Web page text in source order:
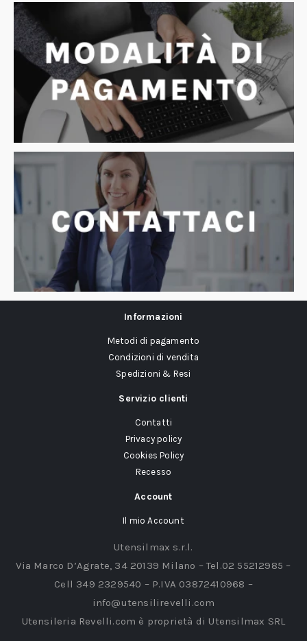
Informazioni
Metodi di pagamento
Condizioni di vendita
Spedizioni & Resi
Servizio clienti
Contatti
Privacy policy
Cookies Policy
Recesso
Account
Il mio Account
Utensilmax s.r.l.
Via Marco D’Agrate, 34 20139 Milano – Tel.02 55212985 –
Cell 349 2329540 – P.IVA 03872410968 –
info@utensilirevelli.com
Utensileria Revelli.com è proprietà di Utensilmax SRL